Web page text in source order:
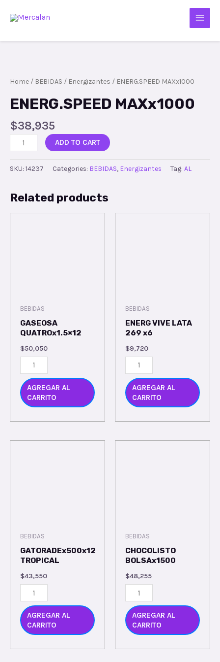
Home / BEBIDAS / Energizantes / ENERG.SPEED MAXx1000
ENERG.SPEED MAXx1000
$38,935
ADD TO CART
SKU: 14237 Categories: BEBIDAS, Energizantes Tag: AL
Related products
BEBIDAS
GASEOSA
QUATROx1.5×12
$50,050
AGREGAR AL
CARRITO
BEBIDAS
ENERG VIVE LATA
269 x6
$9,720
AGREGAR AL
CARRITO
BEBIDAS
GATORADEx500x12
TROPICAL
$43,550
AGREGAR AL
CARRITO
BEBIDAS
CHOCOLISTO
BOLSAx1500
$48,255
AGREGAR AL
CARRITO